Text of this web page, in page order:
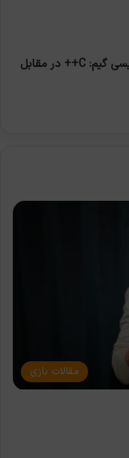
مقایسه زبان‌های برنامه‌نویسی گیم: C++ در مقابل
مقالات بازی